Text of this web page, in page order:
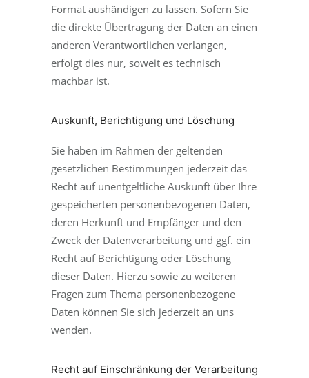
Format aushändigen zu lassen. Sofern Sie
die direkte Übertragung der Daten an einen
anderen Verantwortlichen verlangen,
erfolgt dies nur, soweit es technisch
machbar ist.
Auskunft, Berichtigung und Löschung
Sie haben im Rahmen der geltenden
gesetzlichen Bestimmungen jederzeit das
Recht auf unentgeltliche Auskunft über Ihre
gespeicherten personenbezogenen Daten,
deren Herkunft und Empfänger und den
Zweck der Datenverarbeitung und ggf. ein
Recht auf Berichtigung oder Löschung
dieser Daten. Hierzu sowie zu weiteren
Fragen zum Thema personenbezogene
Daten können Sie sich jederzeit an uns
wenden.
Recht auf Einschränkung der Verarbeitung